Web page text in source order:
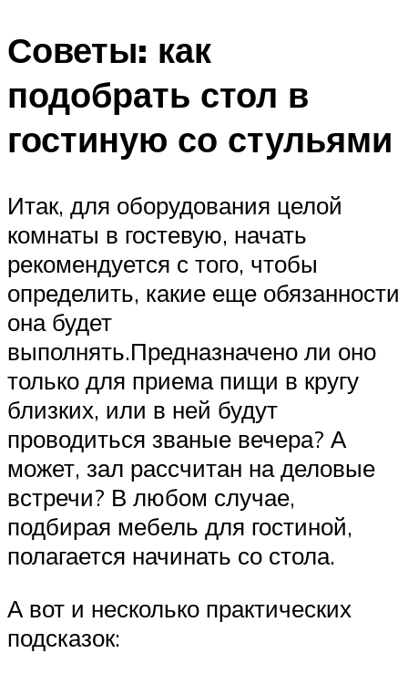
Советы: как
подобрать стол в
гостиную со стульями
Итак, для оборудования целой
комнаты в гостевую, начать
рекомендуется с того, чтобы
определить, какие еще обязанности
она будет
выполнять.Предназначено ли оно
только для приема пищи в кругу
близких, или в ней будут
проводиться званые вечера? А
может, зал рассчитан на деловые
встречи? В любом случае,
подбирая мебель для гостиной,
полагается начинать со стола.
А вот и несколько практических
подсказок: